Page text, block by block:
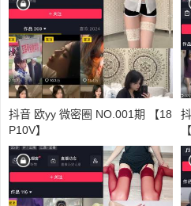
抖音 欧yy 微密圈 NO.001期 【18
P10V】